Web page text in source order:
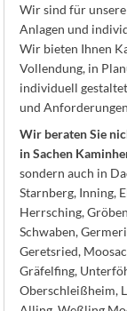
Wir sind für
Anlagen und
Wir bieten Ihnen
Vollendung, in
individuell
und
Wir beraten Sie
in Sachen
sondern auch in
Starnberg, Inning,
Herrsching,
Schwaben,
Geretsried,
Gräfelfing,
Oberschleißheim,